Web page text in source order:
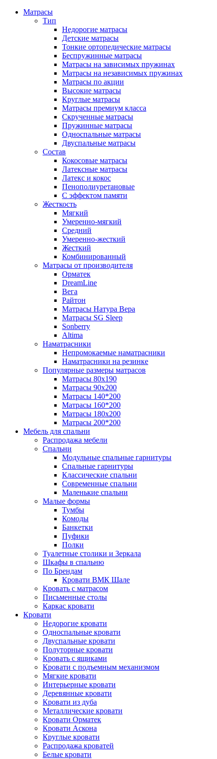
Матрасы
Тип
Недорогие матрасы
Детские матрасы
Тонкие ортопедические матрасы
Беспружинные матрасы
Матрасы на зависимых пружинах
Матрасы на независимых пружинах
Матрасы по акции
Высокие матрасы
Круглые матрасы
Матрасы премиум класса
Скрученные матрасы
Пружинные матрасы
Односпальные матрасы
Двуспальные матрасы
Состав
Кокосовые матрасы
Латексные матрасы
Латекс и кокос
Пенополиуретановые
С эффектом памяти
Жесткость
Мягкий
Умеренно-мягкий
Средний
Умеренно-жесткий
Жесткий
Комбинированный
Матрасы от производителя
Орматек
DreamLine
Вега
Райтон
Матрасы Натура Вера
Матрасы SG Sleep
Sonberry
Altima
Наматрасники
Непромокаемые наматрасники
Наматрасники на резинке
Популярные размеры матрасов
Матрасы 80x190
Матрасы 90x200
Матрасы 140*200
Матрасы 160*200
Матрасы 180x200
Матрасы 200*200
Мебель для спальни
Распродажа мебели
Спальни
Модульные спальные гарнитуры
Спальные гарнитуры
Классические спальни
Современные спальни
Маленькие спальни
Малые формы
Тумбы
Комоды
Банкетки
Пуфики
Полки
Туалетные столики и Зеркала
Шкафы в спальню
По Брендам
Кровати ВМК Шале
Кровать с матрасом
Письменные столы
Каркас кровати
Кровати
Недорогие кровати
Односпальные кровати
Двуспальные кровати
Полуторные кровати
Кровать с ящиками
Кровати с подъемным механизмом
Мягкие кровати
Интерьерные кровати
Деревянные кровати
Кровати из дуба
Металлические кровати
Кровати Орматек
Кровати Аскона
Круглые кровати
Распродажа кроватей
Белые кровати